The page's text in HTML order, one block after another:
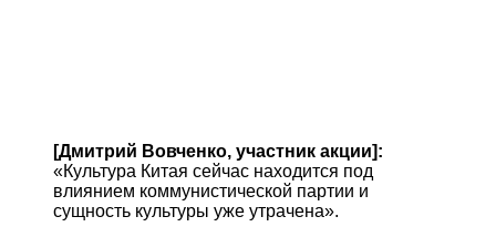
[Дмитрий Вовченко, участник акции]:
«Культура Китая сейчас находится под
влиянием коммунистической партии и
сущность культуры уже утрачена».